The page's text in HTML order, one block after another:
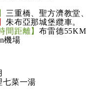
三重橋、聖方濟教堂
朱布亞那城堡纜車。
間距離】布雷德
機場
七菜一湯